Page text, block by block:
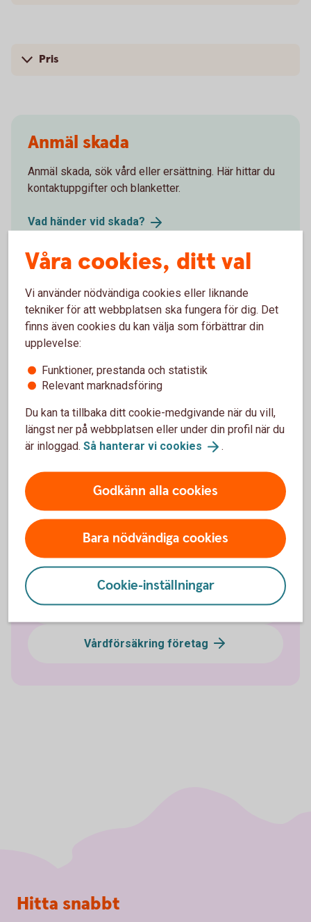
Pris
Anmäl skada
Anmäl skada, sök vård eller ersättning. Här hittar du
kontaktuppgifter och blanketter.
Vad händer vid skada?
Försäkringsgivare
Swedbank FörsäkringAB
Välj innehåll i pensionsplanen
Pensionssparande
Sjukförsäkring företag
Tjänstegrupplivförsäkring TGL
Individuell livförsäkring
Vårdförsäkring företag
Våra cookies, ditt val
Vi använder nödvändiga cookies eller liknande
tekniker för att webbplatsen ska fungera för dig. Det
finns även cookies du kan välja som förbättrar din
upplevelse:
Funktioner, prestanda och statistik
Relevant marknadsföring
Du kan ta tillbaka ditt cookie-medgivande när du vill,
längst ner på webbplatsen eller under din profil när du
är inloggad. Så hanterar vi cookies .
Godkänn alla cookies
Bara nödvändiga cookies
Cookie-inställningar
Sidfot
Hitta snabbt